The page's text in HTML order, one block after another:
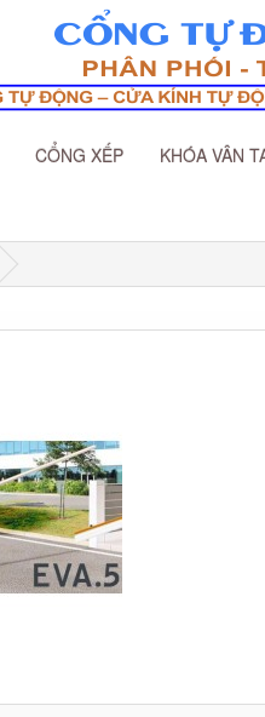
CỔNG XẾP KHÓA VÂN